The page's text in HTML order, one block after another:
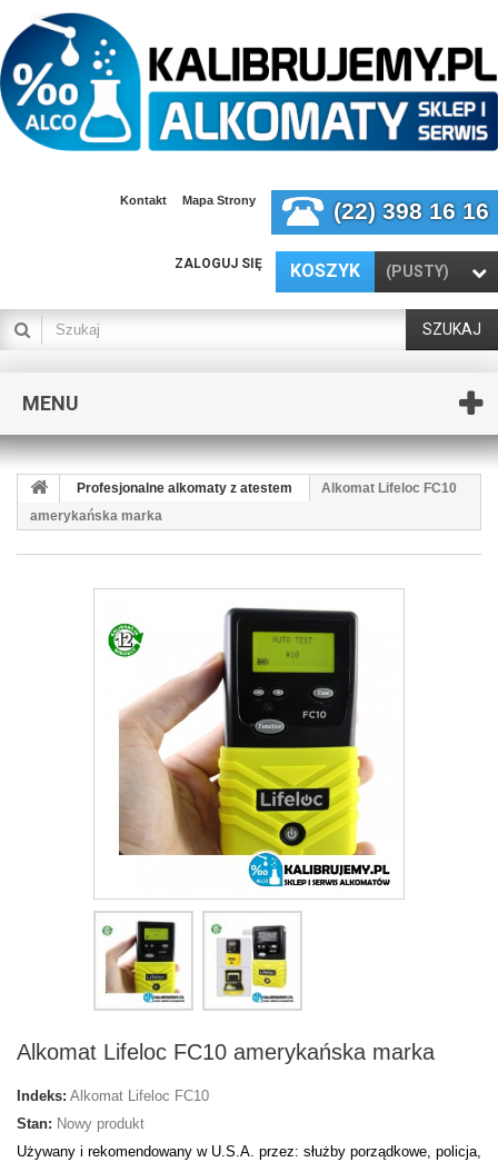
Kontakt Mapa Strony (22) 398 16 16
KOSZYK (PUSTY)
ZALOGUJ SIĘ
SZUKAJ
MENU
Profesjonalne alkomaty z atestem
Alkomat Lifeloc FC10
amerykańska marka
Alkomat Lifeloc FC10 amerykańska marka
Indeks: Alkomat Lifeloc FC10
Stan: Nowy produkt
Używany i rekomendowany w U.S.A. przez: służby porządkowe, policja,